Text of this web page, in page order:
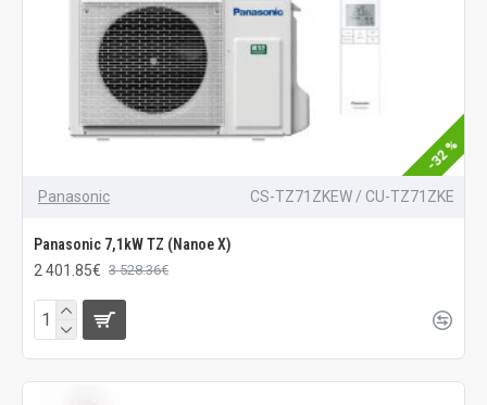
-32 %
Panasonic CS-TZ71ZKEW / CU-TZ71ZKE
Panasonic 7,1kW TZ (Nanoe X)
2 401.85€ 3 528.36€